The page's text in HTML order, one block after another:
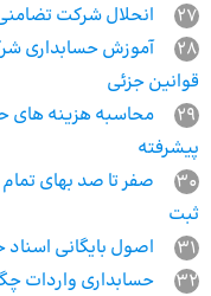
27
انحلال شرکت
28
آموزش حسابداری
قوانین جزئی
29
محاسبه هزینه های
پیشرفته
30
صفر تا صد بهای
ثبت
31
اصول بایگانی
32
حسابداری واردات